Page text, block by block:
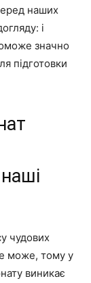
наших
і
значно
підготовки
чудових
може, тому у
виникає